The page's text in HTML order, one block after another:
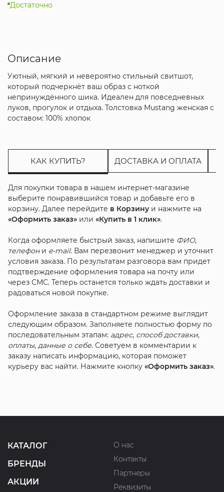
Достаточно
Описание
Уютный, мягкий и невероятно стильный свитшот,
который подчеркнёт ваш образ с ноткой
непринуждённого шика. Идеален для повседневных
луков, прогулок и отдыха. Толстовка Mustang женская с
составом: 100% хлопок
КАК КУПИТЬ? ДОСТАВКА И ОПЛАТА
Для покупки товара в нашем интернет-магазине
выберите понравившийся товар и добавьте его в
корзину. Далее перейдите в Корзинуи нажмите на
«Оформить заказ»или «Купить в 1 клик».
Когда оформляете быстрый заказ, напишите ФИО,
телефони e-mail. Вам перезвонит менеджер и уточнит
условия заказа. По результатам разговора вам придет
подтверждение оформления товара на почту или
через СМС. Теперь останется только ждать доставки и
радоваться новой покупке.
Оформление заказа в стандартном режиме выглядит
следующим образом. Заполняете полностью форму по
последовательным этапам: адрес, способ доставки,
оплаты, данные о себе. Советуем в комментарии к
заказу написать информацию, которая поможет
курьеру вас найти. Нажмите кнопку «Оформить заказ».
КАТАЛОГ
БРЕНДЫ
АКЦИИ
О нас
Контакты
Партнеры
Реквизиты